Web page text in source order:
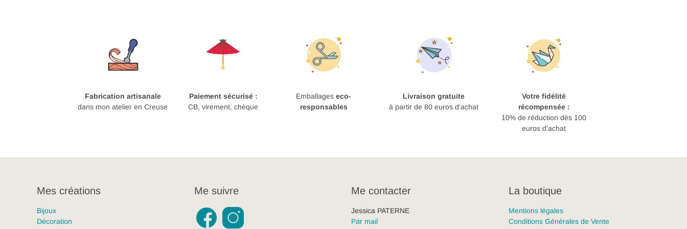
Fabrication artisanale
dans mon atelier en Creuse
Paiement sécurisé :
CB, virement, chèque
Emballages eco-
responsables
Livraison gratuite
à partir de 80 euros d'achat
Votre fidélité
récompensée :
10% de réduction dès 100
euros d'achat
Mes créations
Bijoux
Décoration
Me suivre Me contacter
Jessica PATERNE
Par mail
La boutique
Mentions légales
Conditions Générales de Vente